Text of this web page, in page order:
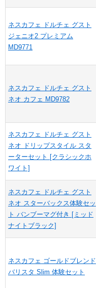
ネスカフェ ドルチェ グスト
ジェニオ2 プレミアム
MD9771
ネスカフェ ドルチェ グスト
ネオ カフェ MD9782
ネスカフェ ドルチェ グスト
ネオ ドリップスタイル スタ
ーターセット [クラシックホ
ワイト]
ネスカフェ ドルチェ グスト
ネオ スターバックス体験セッ
ト バンブーマグ付き [ミッド
ナイトブラック]
ネスカフェ ゴールドブレンド
バリスタ Slim 体験セット